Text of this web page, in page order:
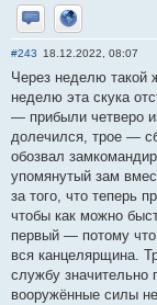
Отправить
Сайт
#243 18.12.2022, 08:07
Через неделю такой
неделю эта скука
— прибыли четверо
долечился, трое —
обозвал
упомянутый зам
за того, что теперь
чтобы как можно
первый — потому
вся канцелярщина.
службу значительно
вооружённые силы не